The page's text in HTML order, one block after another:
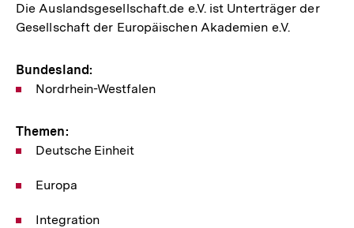
Die Auslandsgesellschaft.de e.V. ist Unterträger der
Gesellschaft der Europäischen Akademien e.V.
Bundesland:
Nordrhein-Westfalen
Themen:
Deutsche Einheit
Europa
Integration